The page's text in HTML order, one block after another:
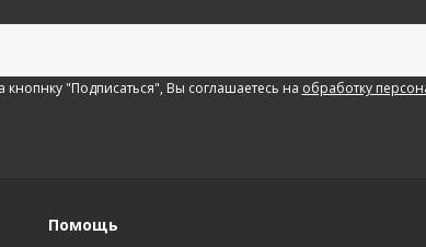
"Подписаться", Вы соглашаетесь на обработку
Помощь